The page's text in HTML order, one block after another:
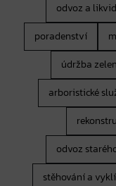
odvoz a
poradenství
údržba
arboristické
odvoz
stěhování a